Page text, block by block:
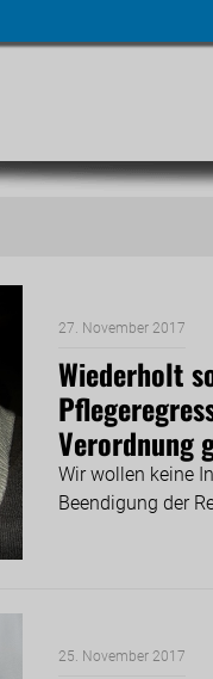
27. November 2017
Wiederholt
Verordnung
Wir wollen keine
Beendigung der
25. November 2017